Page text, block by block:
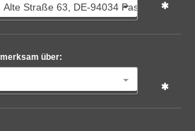
Alte Straße 63, DE-94034 Passau-
über: